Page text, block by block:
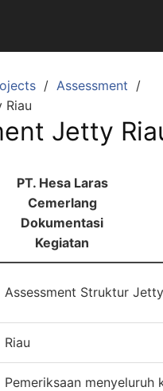
Assessment
Riau
Jetty
PT. Hesa Laras
Cemerlang
Dokumentasi
Kegiatan
Assessment Struktur Jetty
Riau
Pemeriksaan menyeluruh